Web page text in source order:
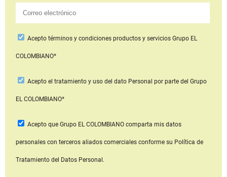
Aceptotérminos y condiciones productos y serviciosGrupo EL
COLOMBIANO*
Acepto el tratamiento y uso del dato Personal por parte del Grupo
EL COLOMBIANO*
Acepto que Grupo EL COLOMBIANOcomparta mis datos
personales con terceros aliados comerciales conforme su Política de
Tratamiento del Datos Personal.